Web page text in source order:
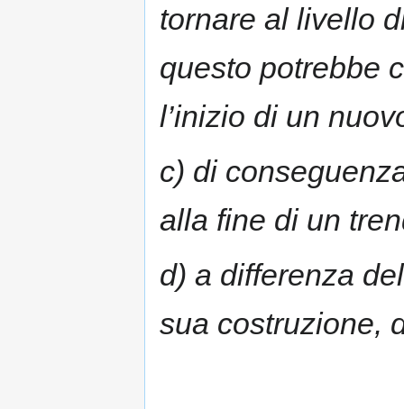
tornare al livello
questo potrebbe
l’inizio di un
c) di
alla fine di un
d) a differenza
sua costruzione,